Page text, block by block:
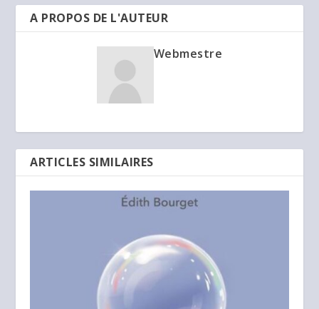
A PROPOS DE L'AUTEUR
Webmestre
ARTICLES SIMILAIRES